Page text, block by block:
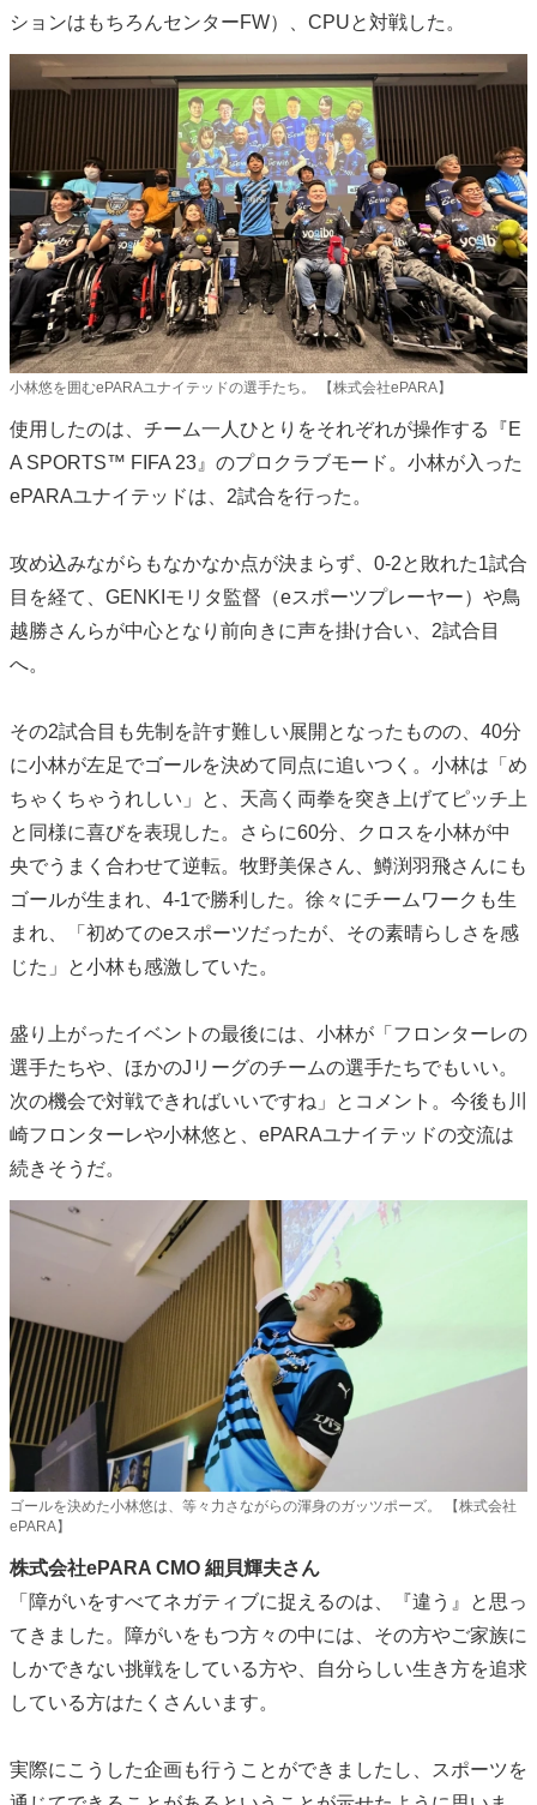
ションはもちろんセンターFW）、CPUと対戦した。
小林悠を囲むePARAユナイテッドの選手たち。 【株式会社ePARA】
使用したのは、チーム一人ひとりをそれぞれが操作する『E
A SPORTS™ FIFA 23』のプロクラブモード。小林が入った
ePARAユナイテッドは、2試合を行った。
攻め込みながらもなかなか点が決まらず、0-2と敗れた1試合
目を経て、GENKIモリタ監督（eスポーツプレーヤー）や鳥
越勝さんらが中心となり前向きに声を掛け合い、2試合目
へ。
その2試合目も先制を許す難しい展開となったものの、40分
に小林が左足でゴールを決めて同点に追いつく。小林は「め
ちゃくちゃうれしい」と、天高く両拳を突き上げてピッチ上
と同様に喜びを表現した。さらに60分、クロスを小林が中
央でうまく合わせて逆転。牧野美保さん、鱒渕羽飛さんにも
ゴールが生まれ、4-1で勝利した。徐々にチームワークも生
まれ、「初めてのeスポーツだったが、その素晴らしさを感
じた」と小林も感激していた。
盛り上がったイベントの最後には、小林が「フロンターレの
選手たちや、ほかのJリーグのチームの選手たちでもいい。
次の機会で対戦できればいいですね」とコメント。今後も川
崎フロンターレや小林悠と、ePARAユナイテッドの交流は
続きそうだ。
ゴールを決めた小林悠は、等々力さながらの渾身のガッツポーズ。 【株式会社
ePARA】
株式会社ePARA CMO 細貝輝夫さん
「障がいをすべてネガティブに捉えるのは、『違う』と思っ
てきました。障がいをもつ方々の中には、その方やご家族に
しかできない挑戦をしている方や、自分らしい生き方を追求
している方はたくさんいます。
実際にこうした企画も行うことができましたし、スポーツを